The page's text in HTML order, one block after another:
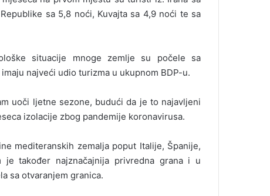
sa 5,8 noći, Kuvajta sa 4,9 noći te sa
situacije mnoge zemlje su počele sa
najveći udio turizma u ukupnom BDP-u.
uoči ljetne sezone, budući da je to najavljeni
izolacije zbog pandemije koronavirusa.
mediteranskih zemalja poput Italije, Španije,
također najznačajnija privredna grana i u
sa otvaranjem granica.